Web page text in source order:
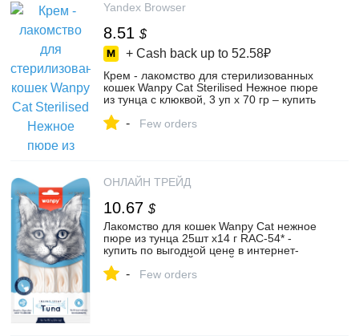
Yandex Browser
8.51 $
+ Cash back up to 52.58₽
Крем - лакомство для стерилизованных
кошек Wanpy Cat Sterilised Нежное пюре
из тунца с клюквой, 3 уп х 70 гр – купить
Яндекс Маркете, 5383962099
- Few orders
ОНЛАЙН ТРЕЙД
10.67 $
Лакомство для кошек Wanpy Cat нежное
пюре из тунца 25шт х14 г RAC-54* -
купить по выгодной цене в интернет-
Петербург
- Few orders